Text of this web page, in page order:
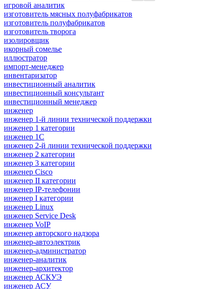
игровой аналитик
изготовитель мясных полуфабрикатов
изготовитель полуфабрикатов
изготовитель творога
изолировщик
икорный сомелье
иллюстратор
импорт-менеджер
инвентаризатор
инвестиционный аналитик
инвестиционный консультант
инвестиционный менеджер
инженер
инженер 1-й линии технической поддержки
инженер 1 категории
инженер 1С
инженер 2-й линии технической поддержки
инженер 2 категории
инженер 3 категории
инженер Cisco
инженер II категории
инженер IP-телефонии
инженер I категории
инженер Linux
инженер Service Desk
инженер VoIP
инженер авторского надзора
инженер-автоэлектрик
инженер-администратор
инженер-аналитик
инженер-архитектор
инженер АСКУЭ
инженер АСУ